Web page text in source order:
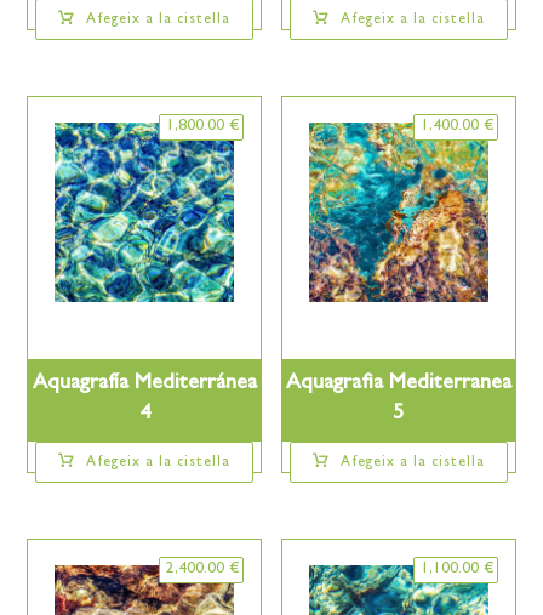
Afegeix a la cistella Afegeix a la cistella
Aquagrafía Mediterránea
4
1,800.00 €
Afegeix a la cistella
Aquagrafia Mediterranea
5
1,400.00 €
Afegeix a la cistella
2,400.00 € 1,100.00 €